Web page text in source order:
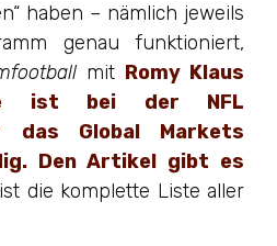
haben – nämlich jeweils
genau funktioniert,
mit Romy Klaus
ist bei der NFL
das Global Markets
Den Artikel gibt es
die komplette Liste aller